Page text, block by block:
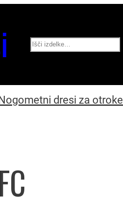
Search
Nogometni dresi za otroke